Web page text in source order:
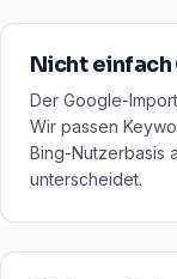
Nicht
Der Google-
Wir passen
Bing-Nutzerbasis
unterscheidet.